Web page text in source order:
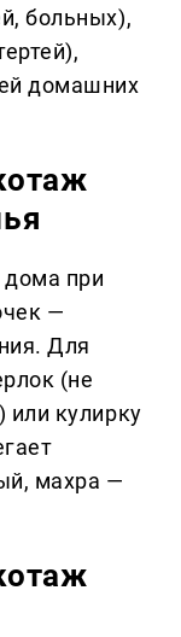
больных),
домашних
дома при
—
Для
(не
или кулирку
махра —